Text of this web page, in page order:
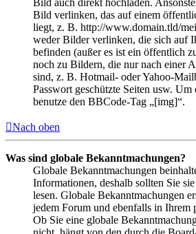
Bild verlinken, das auf einem
liegt, z. B. http://www.domain.tld/
weder Bilder verlinken, die sich auf
befinden (außer es ist ein öffentlich
noch zu Bildern, die nur nach einer
sind, z. B. Hotmail- oder Yahoo-
Passwort geschützte Seiten usw.
benutze den BBCode-Tag „[img]“.
Nach oben
Was sind globale Bekanntmachungen?
Globale Bekanntmachungen
Informationen, deshalb sollten Sie
lesen. Globale Bekanntmachungen
jedem Forum und ebenfalls in Ihrem
Ob Sie eine globale